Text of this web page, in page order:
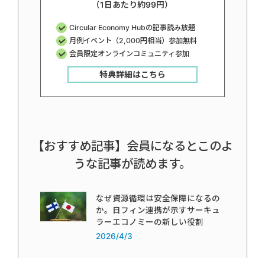
（1日あたり約99円）
Circular Economy Hubの記事読み放題
月例イベント（2,000円相当）参加無料
会員限定オンラインコミュニティ参加
特典詳細はこちら
【おすすめ記事】会員になるとこのよ
うな記事が読めます。
なぜ資源循環は安全保障になるの
か。日フィン連携が示すサーキュ
ラーエコノミーの新しい役割
2026/4/3